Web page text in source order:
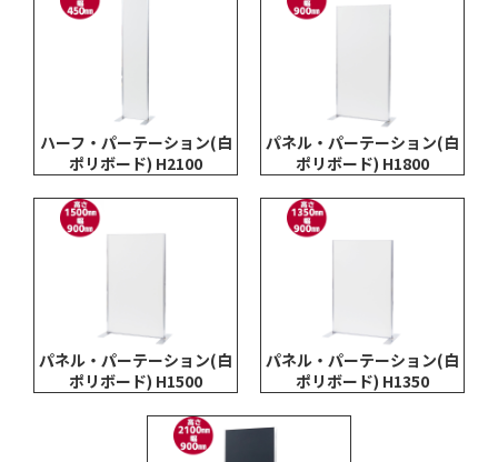
ハーフ・パーテーション(白
ポリボード) H2100
パネル・パーテーション(白
ポリボード) H1800
パネル・パーテーション(白
ポリボード) H1500
パネル・パーテーション(白
ポリボード) H1350